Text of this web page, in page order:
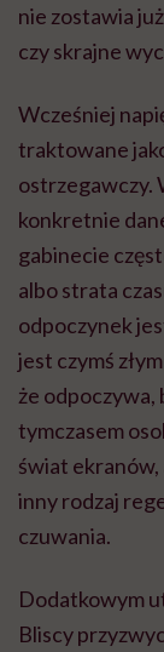
nie zostawia
czy skrajne
Wcześniej
traktowane
ostrzegawczy.
konkretnie
gabinecie
albo strata
odpoczynek
jest czymś
że odpoczywa,
tymczasem
świat ekranów,
inny rodzaj
czuwania.
Dodatkowym
Bliscy